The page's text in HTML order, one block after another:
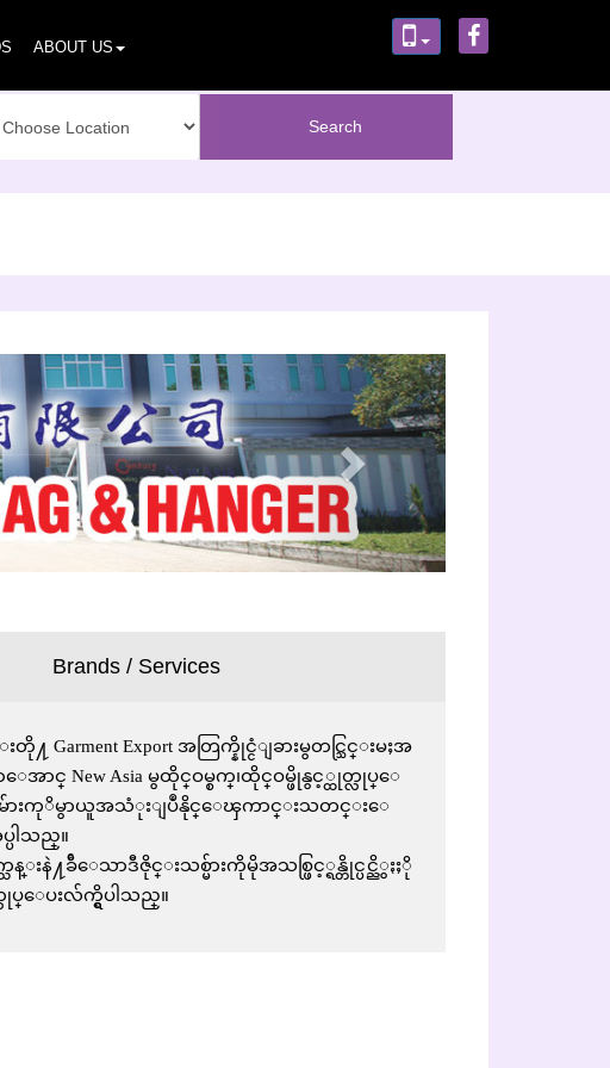
ABOUT US
Next
Brands / Services
Garment Export အတြက္နိုင္ငံျခားမွတင္သြင္းမႈအ
အာင္ New Asia မွထိုင္ဝမ္စက္၊ထိုင္ဝမ္ဖိုနွင့္ထုတ္လုပ္ေ
မ်ားကုိမွာယူအသံုးျပဳနိုင္ေၾကာင္းသတင္းေ
ပါသည္။
န္းနဲ႔ခ်ီေသာဒီဇိုင္းသစ္မ်ားကိုမိုအသစ္ဖြင့္ရန္တိုင္ပင္ညိွႏႈို
ပ္ေပးလ်က္ရွိပါသည္။